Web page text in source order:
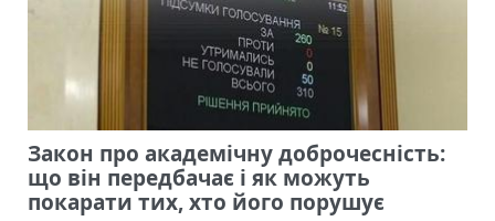
Закон про академічну доброчесність:
що він передбачає і як можуть
покарати тих, хто його порушує